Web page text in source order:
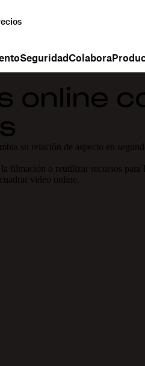
SeguridadColabora
online
su relación de aspecto en
filmación o reutilizar recursos para
video online.